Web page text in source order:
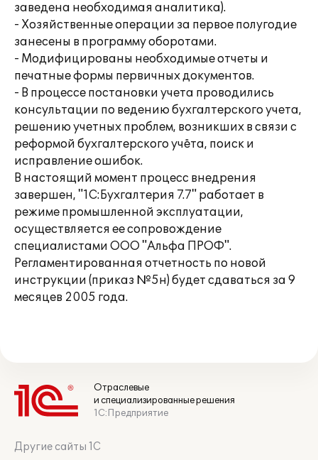
заведена необходимая аналитика).
- Хозяйственные операции за первое полугодие
занесены в программу оборотами.
- Модифицированы необходимые отчеты и
печатные формы первичных документов.
- В процессе постановки учета проводились
консультации по ведению бухгалтерского учета,
решению учетных проблем, возникших в связи с
реформой бухгалтерского учёта, поиск и
исправление ошибок.
В настоящий момент процесс внедрения
завершен, "1С:Бухгалтерия 7.7" работает в
режиме промышленной эксплуатации,
осуществляется ее сопровождение
специалистами ООО "Альфа ПРОФ".
Регламентированная отчетность по новой
инструкции (приказ №5н) будет сдаваться за 9
месяцев 2005 года.
Отраслевые
и специализированные решения
1С:Предприятие
Другие сайты 1С